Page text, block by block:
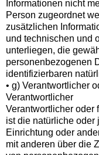
Informationen nicht
Person zugeordnet
zusätzlichen
und technischen und
unterliegen, die
personenbezogenen
identifizierbaren
• g) Verantwortlicher
Verantwortlicher
Verantwortlicher oder
ist die natürliche oder
Einrichtung oder
mit anderen über die